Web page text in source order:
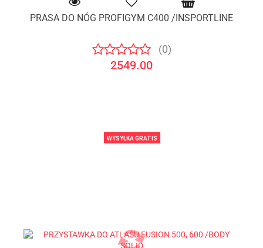
PRASA DO NÓG PROFIGYM C400 /INSPORTLINE
(0)
2549.00
WYSYŁKA GRATIS